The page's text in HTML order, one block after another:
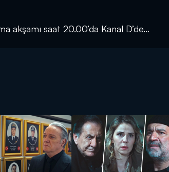
akşamı saat 20.00’da Kanal D’de…